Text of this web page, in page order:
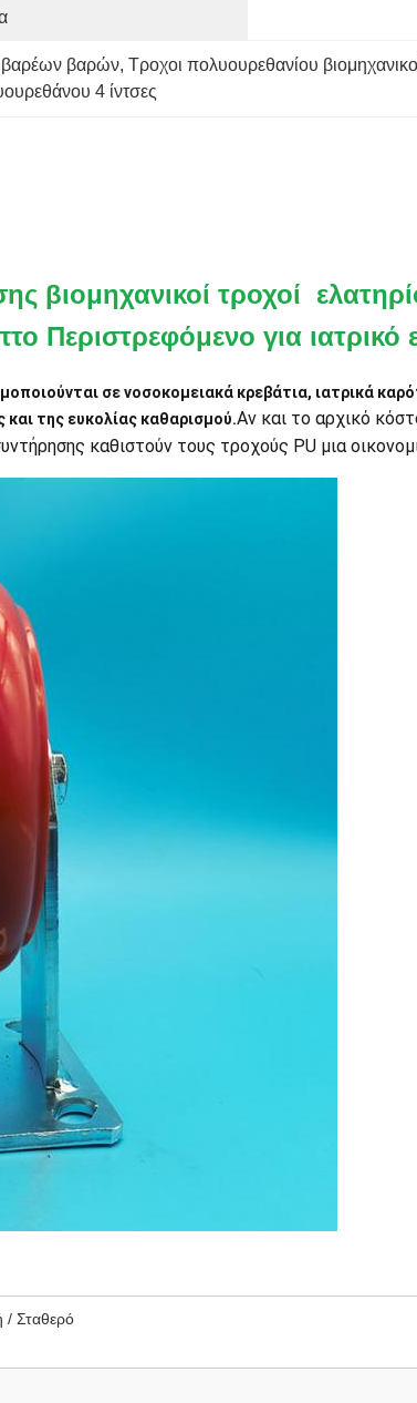
βαρέων βαρών, Τροχοι πολυουρεθανίου
4 ίντσες
βιομηχανικοί τροχοί
Περιστρεφόμενο για ιατρικό
σε νοσοκομειακά κρεβάτια, ιατρικά
της ευκολίας καθαρισμού.Αν και το αρχικό
καθιστούν τους τροχούς PU μια
/ Σταθερό